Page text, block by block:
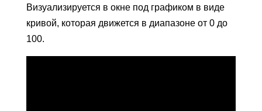
Визуализируется в окне под графиком в виде
кривой, которая движется в диапазоне от 0 до
100.